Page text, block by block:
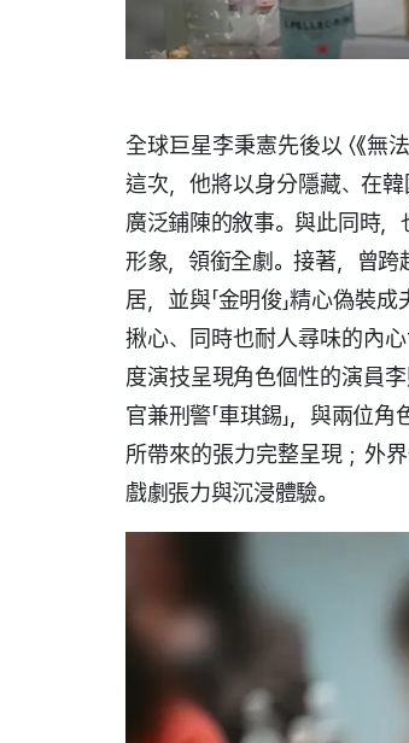
全球巨星李秉憲先後以 〈《無法
這次，他將以身分隱藏、在韓
廣泛鋪陳的敘事。與此同時
形象，領銜全劇。接著，曾
居，並與「金明俊」精心偽裝
揪心、同時也耐人尋味的內心世
度演技呈現角色個性的演員李
官兼刑警「車琪錫」，與兩位
所帶來的張力完整呈現；外
戲劇張力與沉浸體驗。